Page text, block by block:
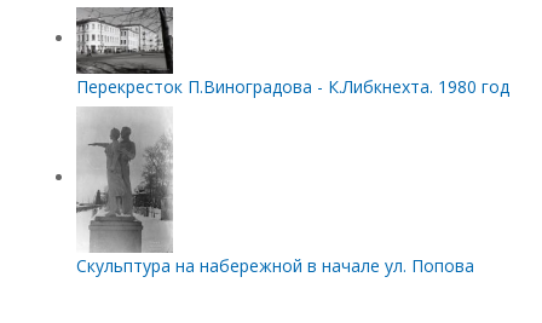
Перекресток П.Виноградова - К.Либкнехта. 1980 год
Скульптура на набережной в начале ул. Попова